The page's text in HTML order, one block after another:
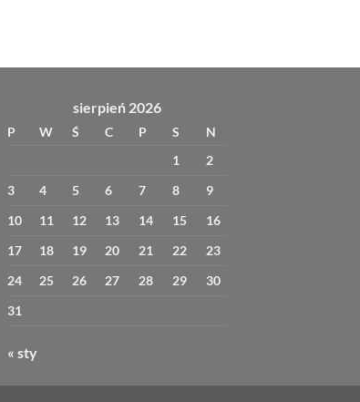
sierpień 2026
P W Ś C P S
N
1
2
3
4 5 6 7 8
9
10
11 12 13 14 15
16
17
18 19 20 21 22
23
24
25 26 27 28 29
30
31
« sty